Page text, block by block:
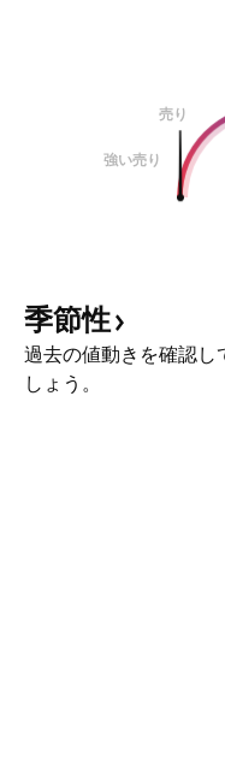
売り
強い売り
季節性
過去の値動きを確認し
しょう。